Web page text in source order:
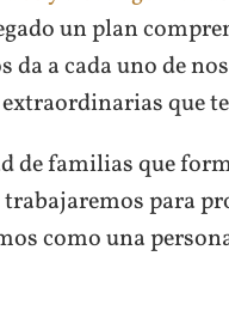
un plan
a cada uno de
que
de familias que
para
como una